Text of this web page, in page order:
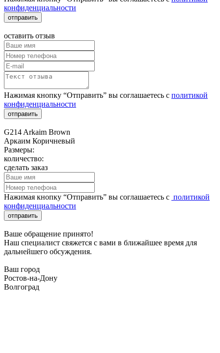
конфиденциальности
отправить
оставить отзыв
Нажимая кнопку “Отправить” вы соглашаетесь с политикой
конфиденциальности
отправить
G214 Arkaim Brown
Аркаим Коричневый
Размеры:
количество:
сделать заказ
Нажимая кнопку “Отправить” вы соглашаетесь с политикой
конфиденциальности
отправить
Ваше обращение принято!
Наш специалист свяжется с вами в ближайшее время для
дальнейшего обсуждения.
Ваш город
Ростов-на-Дону
Волгоград